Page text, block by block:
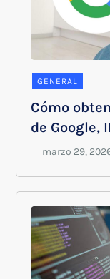
GENERAL
Cómo
de Google,